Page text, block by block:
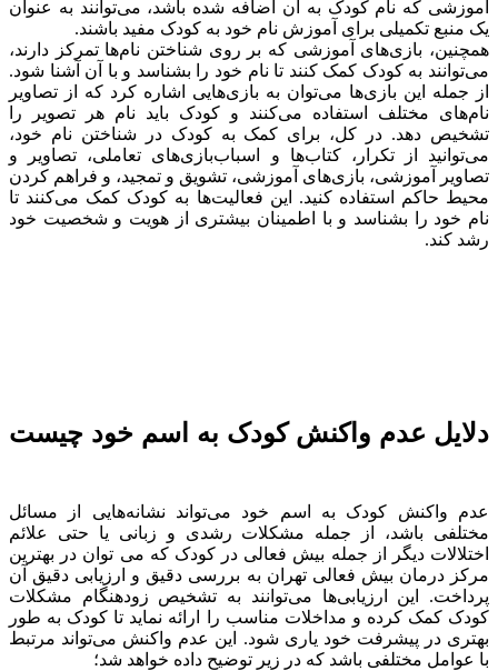
آموزشی که نام کودک به آن اضافه شده باشد، می‌توانند به عنوان
یک منبع تکمیلی برای آموزش نام خود به کودک مفید باشند.
همچنین، بازی‌های آموزشی که بر روی شناختن نام‌ها تمرکز دارند،
می‌توانند به کودک کمک کنند تا نام خود را بشناسد و با آن آشنا شود.
از جمله این بازی‌ها می‌توان به بازی‌هایی اشاره کرد که از تصاویر
نام‌های مختلف استفاده می‌کنند و کودک باید نام هر تصویر را
تشخیص دهد. در کل، برای کمک به کودک در شناختن نام خود،
می‌توانید از تکرار، کتاب‌ها و اسباب‌بازی‌های تعاملی، تصاویر و
تصاویر آموزشی، بازی‌های آموزشی، تشویق و تمجید، و فراهم کردن
محیط حاکم استفاده کنید. این فعالیت‌ها به کودک کمک می‌کنند تا
نام خود را بشناسد و با اطمینان بیشتری از هویت و شخصیت خود
رشد کند.
دلایل عدم واکنش کودک به اسم خود چیست
عدم واکنش کودک به اسم خود می‌تواند نشانه‌هایی از مسائل
مختلفی باشد، از جمله مشکلات رشدی و زبانی یا حتی علائم
اختلالات دیگر از جمله بیش فعالی در کودک که می توان در بهترین
مرکز درمان بیش فعالی تهران به بررسی دقیق و ارزیابی دقیق آن
پرداخت. این ارزیابی‌ها می‌توانند به تشخیص زودهنگام مشکلات
کودک کمک کرده و مداخلات مناسب را ارائه نماید تا کودک به طور
بهتری در پیشرفت خود یاری شود. این عدم واکنش می‌تواند مرتبط
با عوامل مختلفی باشد که در زیر توضیح داده خواهد ‌شد؛